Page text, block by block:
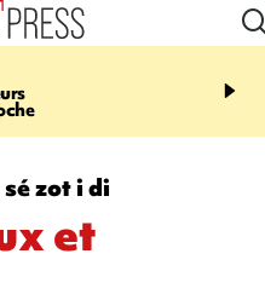
08:37
La flamme
zot i di
et